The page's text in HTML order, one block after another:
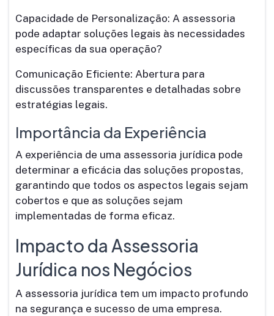
Capacidade de Personalização: A assessoria
pode adaptar soluções legais às necessidades
específicas da sua operação?
Comunicação Eficiente: Abertura para
discussões transparentes e detalhadas sobre
estratégias legais.
Importância da Experiência
A experiência de uma assessoria jurídica pode
determinar a eficácia das soluções propostas,
garantindo que todos os aspectos legais sejam
cobertos e que as soluções sejam
implementadas de forma eficaz.
Impacto da Assessoria
Jurídica nos Negócios
A assessoria jurídica tem um impacto profundo
na segurança e sucesso de uma empresa.